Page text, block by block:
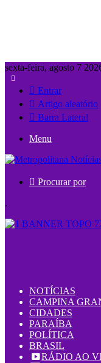
sexta-feira, agosto 7
Entrar
Artigo aleatório
Barra Lateral
Menu
Procurar por
.
NOTÍCIAS
CAMPINA
CIDADES
PARAÍBA
POLÍTICA
BRASIL
RÁDIO AO